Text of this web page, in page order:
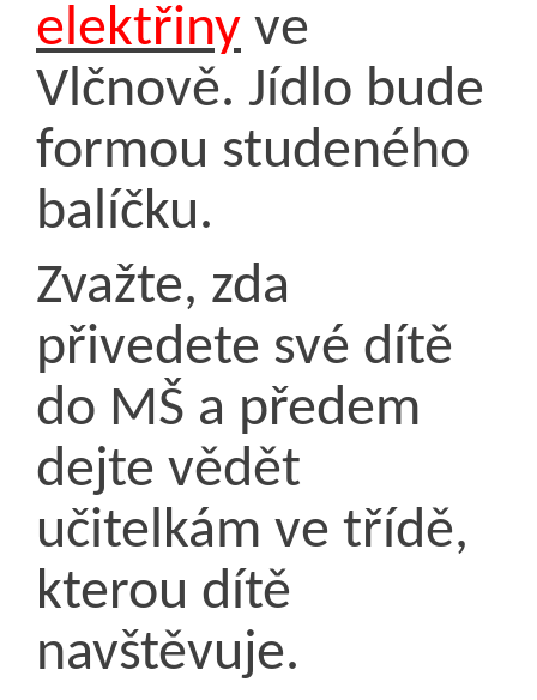
elektřiny ve
Vlčnově. Jídlo bude
formou studeného
balíčku.
Zvažte, zda
přivedete své dítě
do MŠ a předem
dejte vědět
učitelkám ve třídě,
kterou dítě
navštěvuje.